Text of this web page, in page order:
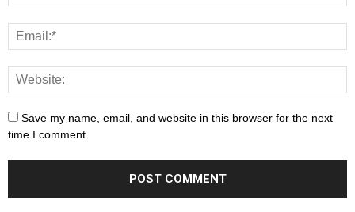
Save my name, email, and website in this browser for the next
time I comment.